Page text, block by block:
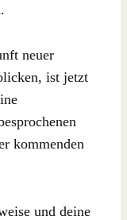
neuer
ist jetzt
kommenden
und deine